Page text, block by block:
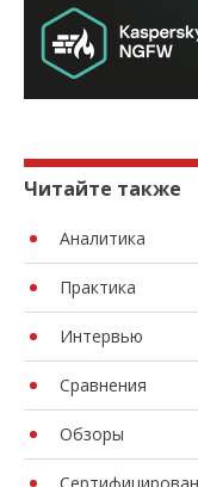
Читайте также
Аналитика
Практика
Интервью
Сравнения
Обзоры